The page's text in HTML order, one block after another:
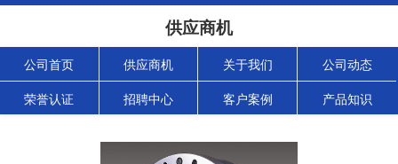
供应商机
公司首页 供应商机 关于我们 公司动态
荣誉认证 招聘中心 客户案例 产品知识